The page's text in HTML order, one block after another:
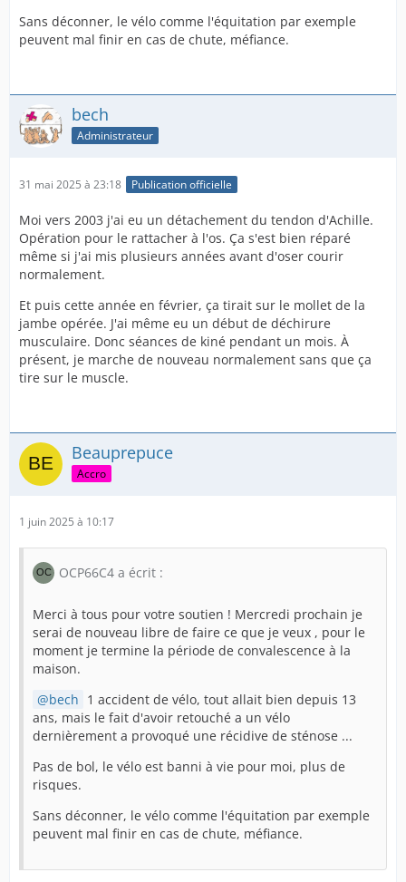
Sans déconner, le vélo comme l'équitation par exemple
peuvent mal finir en cas de chute, méfiance.
bech
Administrateur
31 mai 2025 à 23:18 Publication officielle
Moi vers 2003 j'ai eu un détachement du tendon d'Achille.
Opération pour le rattacher à l'os. Ça s'est bien réparé
même si j'ai mis plusieurs années avant d'oser courir
normalement.
Et puis cette année en février, ça tirait sur le mollet de la
jambe opérée. J'ai même eu un début de déchirure
musculaire. Donc séances de kiné pendant un mois. À
présent, je marche de nouveau normalement sans que ça
tire sur le muscle.
Beauprepuce
Accro
1 juin 2025 à 10:17
OCP66C4 a écrit :
Merci à tous pour votre soutien ! Mercredi prochain je
serai de nouveau libre de faire ce que je veux , pour le
moment je termine la période de convalescence à la
maison.
bech 1 accident de vélo, tout allait bien depuis 13
ans, mais le fait d'avoir retouché a un vélo
dernièrement a provoqué une récidive de sténose ...
Pas de bol, le vélo est banni à vie pour moi, plus de
risques.
Sans déconner, le vélo comme l'équitation par exemple
peuvent mal finir en cas de chute, méfiance.